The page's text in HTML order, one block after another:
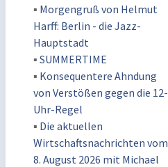
▪ Morgengruß von Helmut
Harff: Berlin - die Jazz-
Hauptstadt
▪ SUMMERTIME
▪ Konsequentere Ahndung
von Verstößen gegen die 12-
Uhr-Regel
▪ Die aktuellen
Wirtschaftsnachrichten vom
8. August 2026 mit Michael